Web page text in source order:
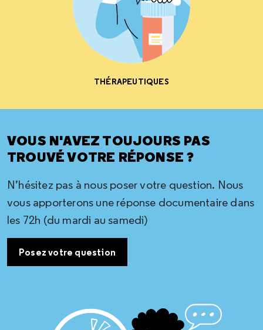
THÉRAPEUTIQUES
VOUS N'AVEZ TOUJOURS PAS
TROUVÉ VOTRE RÉPONSE ?
N’hésitez pas à nous poser votre question. Nous
vous apporterons une réponse documentaire dans
les 72h (du mardi au samedi)
Posez votre question